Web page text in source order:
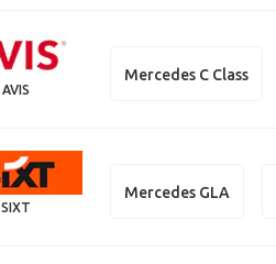
AVIS
Mercedes C Class
SIXT
Mercedes GLA